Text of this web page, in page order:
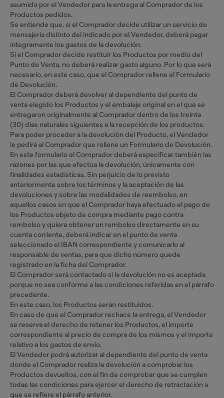
asumido por el Vendedor para la entrega al Comprador de los
Productos pedidos.
Se entiende que, si el Comprador decide utilizar un servicio de
mensajería distinto del indicado por el Vendedor, deberá pagar
íntegramente los gastos de la devolución.
Si el Comprador decide restituir los Productos por medio del
Punto de Venta, no deberá realizar gasto alguno. Por lo que será
necesario, en este caso, que el Comprador rellene el Formulario
de Devolución.
El Comprador deberá devolver al dependiente del punto de
venta elegido los Productos y el embalaje original en el que se
entregaron originalmente al Comprador dentro de los treinta
(30) días naturales siguientes a la recepción de los productos.
Para poder proceder a la devolución del Producto, el Vendedor
le pedirá al Comprador que rellene un Formulario de Devolución.
En este formulario el Comprador deberá especificar también las
razones por las que efectúa la devolución, únicamente con
finalidades estadísticas. Sin perjuicio de lo previsto
anteriormente sobre los términos y la aceptación de las
devoluciones y sobre las modalidades de reembolso, en
aquellos casos en que el Comprador haya efectuado el pago de
los Productos objeto de compra mediante pago contra
rembolso y quiera obtener un rembolso directamente en su
cuenta corriente, deberá indicar en el punto de venta
seleccionado el IBAN correspondiente y comunicarlo al
responsable de ventas, para que dicho número quede
registrado en la ficha del Comprador.
El Comprador será contactado si la devolución no es aceptada
porque no sea conforme a las condiciones referidas en el párrafo
precedente.
En este caso, los Productos serán restituidos.
En caso de que el Comprador rechace la entrega, el Vendedor
se reserva el derecho de retener los Productos, el importe
correspondiente al precio de compra de los mismos y el importe
relativo a los gastos de envío.
El Vendedor podrá autorizar al dependiente del punto de venta
donde el Comprador realiza la devolución a comprobar los
Productos devueltos, con el fin de comprobar que se cumplen
todas las condiciones para ejercer el derecho de retractación a
que se refiere el párrafo anterior.